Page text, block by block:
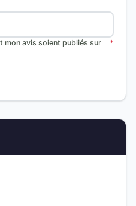
mon avis soient publiés sur
*